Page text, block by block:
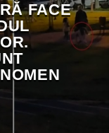
FACE